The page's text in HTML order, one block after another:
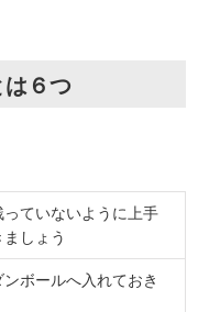
６つ
ていないように上手
しょう
ボールへ入れておき